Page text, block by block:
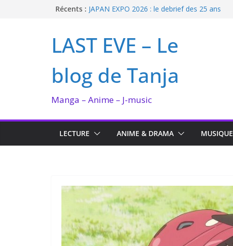
Récents : JAPAN EXPO 2026 : le debrief des 25 ans
I’m not in love de Zeniko Sumiya
Enomoto n’est pas un ange
LAST EVE – Le
blog de Tanja
Manga – Anime – J-music
LECTURE ANIME & DRAMA MUSIQUE